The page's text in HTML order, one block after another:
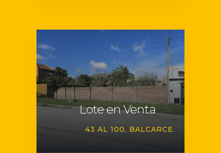
Lote en Venta
43 AL 100 BALCARCE